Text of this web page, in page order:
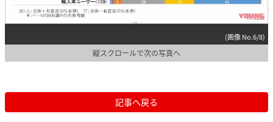
(画像 No.6/8)
縦スクロールで次の写真へ
記事へ戻る